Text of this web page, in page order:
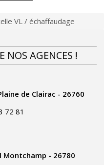
VL / échaffaudage
NOS AGENCES !
de Clairac - 26760
72 81
Montchamp - 26780